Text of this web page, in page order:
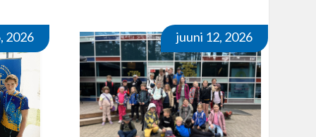
2026 juuni 12, 2026